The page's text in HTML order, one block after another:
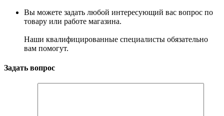
Вы можете задать любой интересующий вас вопрос по
товару или работе магазина.
Наши квалифицированные специалисты обязательно
вам помогут.
Задать вопрос